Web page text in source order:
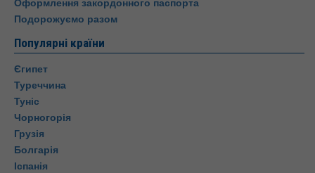
Подорожуємо разом
Популярні країни
Єгипет
Туреччина
Туніс
Чорногорія
Грузія
Болгарія
Іспанія